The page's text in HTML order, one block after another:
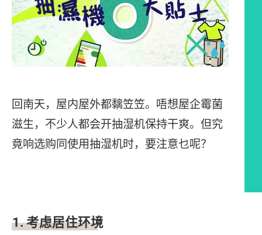
回南天，屋内屋外都黐笠笠。唔想屋企霉菌
滋生，不少人都会开抽湿机保持干爽。但究
竟响选购同使用抽湿机时，要注意乜呢？
1. 考虑居住环境